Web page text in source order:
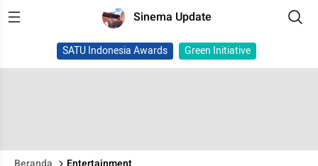
Sinema Update
SATU Indonesia Awards Green Initiative